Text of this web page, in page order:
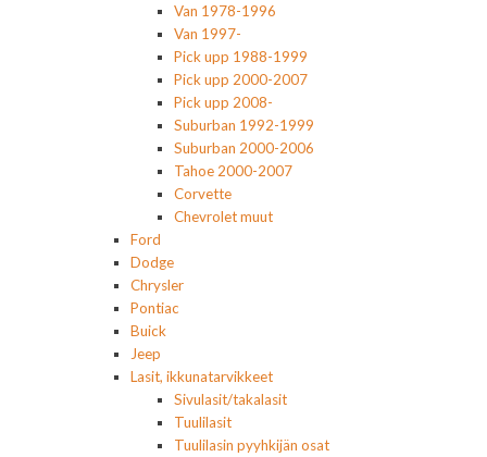
Van 1978-1996
Van 1997-
Pick upp 1988-1999
Pick upp 2000-2007
Pick upp 2008-
Suburban 1992-1999
Suburban 2000-2006
Tahoe 2000-2007
Corvette
Chevrolet muut
Ford
Dodge
Chrysler
Pontiac
Buick
Jeep
Lasit, ikkunatarvikkeet
Sivulasit/takalasit
Tuulilasit
Tuulilasin pyyhkijän osat